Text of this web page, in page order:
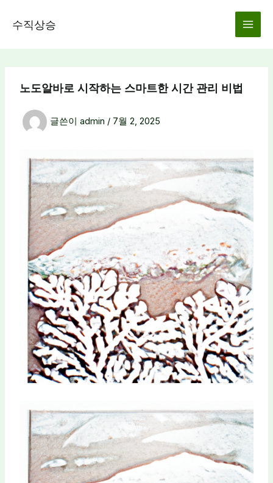
수직상승
노도알바로 시작하는 스마트한 시간 관리 비법
글쓴이 admin / 7월 2, 2025